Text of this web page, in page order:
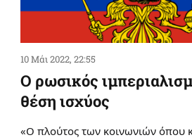
ΣΑΝ ΣΗΜΕΡΑ
Σαν σήμερα 5
5 Αυγ 2026, 00:01
10 Μάι 2022, 22:55
Ο ρωσικός
θέση ισχύος
«Ο πλούτος των κοινωνιών όπου